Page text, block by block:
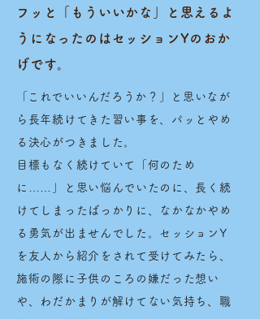
フッと「もういいかな」と思えるよ
うになったのはセッションYのおか
げです。
​「これでいいんだろうか？」と思いなが
ら長年続けてきた習い事を、パッとやめ
る決心がつきました。
目標もなく続けていて「何のため
に……」と思い悩んでいたのに、長く続
けてしまったばっかりに、なかなかやめ
る勇気が出ませんでした。セッションY
を友人から紹介をされて受けてみたら、
施術の際に子供のころの嫌だった想い
や、わだかまりが解けてない気持ち、職